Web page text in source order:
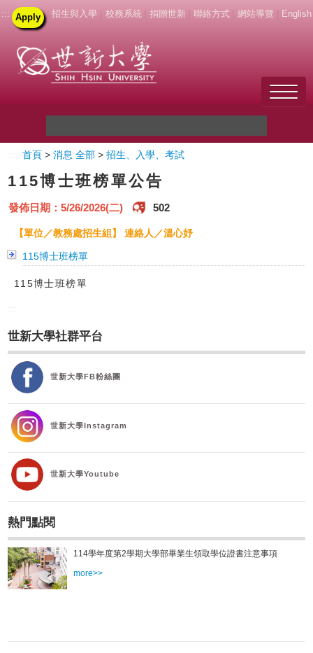
::: Apply | 招生與入學 校務系統 捐贈世新 聯絡方式 網站導覽 English
關於世新
新生
在校生
校友
媒體
首頁 >消息 全部 >招生、入學、考試
115博士班榜單公告
發佈日期：5/26/2026(二) 502
【單位／教務處招生組】 連絡人／溫心妤
115博士班榜單
115博士班榜單
世新大學社群平台
世新大學FB粉絲團
世新大學Instagram
世新大學Youtube
熱門點閱
114學年度第2學期大學部畢業生領取學位證書注意事項
more>>